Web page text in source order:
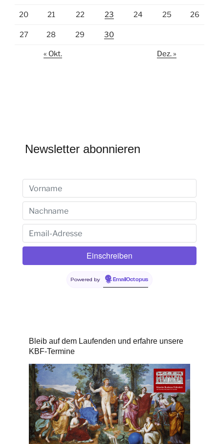
20 21 22 23 24 25 26
27 28 29 30
« Okt. Dez. »
Newsletter abonnieren
Powered by EmailOctopus
Bleib auf dem Laufenden und erfahre unsere
KBF-Termine